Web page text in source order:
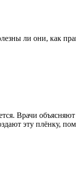
ли они, как
Врачи
эту плёнку,